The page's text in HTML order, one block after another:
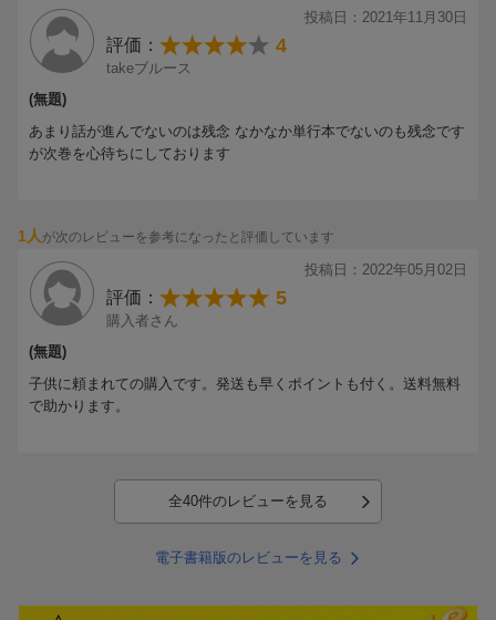
第９巻は、５話から成ります。
第43話 隊商
第44話 冬人夏草（ 前編 ）
第45話 冬人夏草（ 後編 ）
第46話 鏡
第47話 月精（ 前編 ）
.
「 隊商 」
なことに。
香料や精油、茶葉、香辛料、どれも 何気なく手にするものばかりだ
が、妊婦には 良くないものばかり。
「 これって 毒おしろいに 似てませんか？」
.
「 月精（ 前編 ）」
真珠の涙を持つという 絶世の美女に心当たりはないか？と 猫猫に
尋ねる壬氏さま。
今回の 特使接待で やり手婆の踊りを披露する…わけにもいか
「 見つけました、大変 適役な人物。背丈が五尺八寸を超える美人
「 な 何が言いたい 」
投稿日：2021年11月30日
評価： 4
takeブルース
(無題)
あまり話が進んでないのは残念 なかなか単行本でないのも残念です
が次巻を心待ちにしております
1人 が次のレビューを参考になったと評価しています
投稿日：2022年05月02日
評価： 5
購入者さん
(無題)
子供に頼まれての購入です。発送も早くポイントも付く。送料無料
で助かります。
全40件のレビューを見る
電子書籍版のレビューを見る